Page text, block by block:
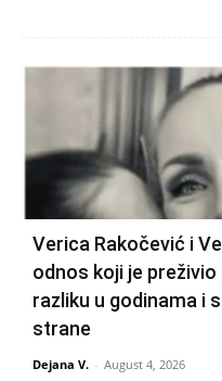
Verica Rakočević i
odnos koji je
razliku u godinama i
strane
Dejana V. - August 4, 2026